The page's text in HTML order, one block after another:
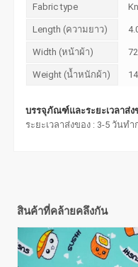
Fabric type
Length (ความยาว)
Width (หน้าผ้า)
Weight (น้ำหนักผ้า)
บรรจุภัณฑ์และระยะเวลาส่ง
ระยะเวลาส่งของ : 3-5 วัน
สินค้าที่คล้ายคลึงกัน